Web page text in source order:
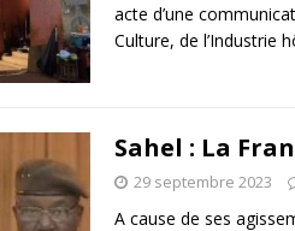
acte d’une
Culture, de l’Industrie
Sahel : La
29 septembre 2023
A cause de ses